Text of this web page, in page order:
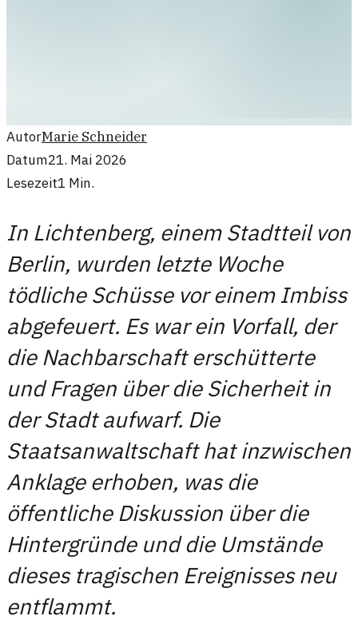
AutorMarie Schneider
Datum21. Mai 2026
Lesezeit1 Min.
In Lichtenberg, einem Stadtteil von
Berlin, wurden letzte Woche
tödliche Schüsse vor einem Imbiss
abgefeuert. Es war ein Vorfall, der
die Nachbarschaft erschütterte
und Fragen über die Sicherheit in
der Stadt aufwarf. Die
Staatsanwaltschaft hat inzwischen
Anklage erhoben, was die
öffentliche Diskussion über die
Hintergründe und die Umstände
dieses tragischen Ereignisses neu
entflammt.